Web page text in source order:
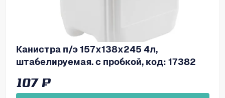
Канистра п/э 157х138х245 4л,
штабелируемая. с пробкой, код: 17382
107 ₽